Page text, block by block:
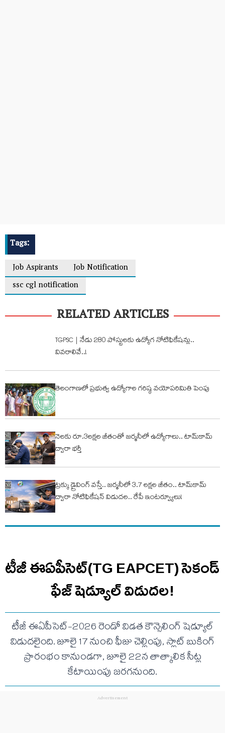
Tags:
Job Aspirants
Job Notification
ssc cgl notification
RELATED ARTICLES
TGPSC | నేడు 280 పోస్టుల‌కు ఉద్యోగ నోటిఫికేష‌న్లు..
వివ‌రాలివే..!
తెలంగాణలో ప్రభుత్వ ఉద్యోగాల గరిష్ఠ వయోపరిమితి పెంపు
నెలకు రూ.3లక్షల జీతంతో జర్మనీలో ఉద్యోగాలు.. టామ్‌కామ్
ద్వారా భర్తీ
ట్రక్కు డ్రైవింగ్ వస్తే.. జర్మనీలో 3.7 లక్షల జీతం.. టామ్‌కామ్
ద్వారా నోటిఫికేషన్ విడుదల.. రేపే ఇంటర్వ్యూలు!
టీజీ ఈఏపీసెట్(TG EAPCET) సెకండ్
ఫేజ్ షెడ్యూల్ విడుదల!
టీజీ ఈఏపీసెట్-2026 రెండో విడత కౌన్సెలింగ్ షెడ్యూల్
విడుదలైంది. జూలై 17 నుంచి ఫీజు చెల్లింపు, స్లాట్ బుకింగ్
ప్రారంభం కానుండగా, జూలై 22న తాత్కాలిక సీట్ల
కేటాయింపు జరగనుంది.